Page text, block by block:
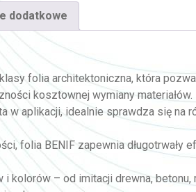
dodatkowe
folia architektoniczna, która
kosztownej wymiany materiałów.
w aplikacji, idealnie sprawdza się
folia BENIF zapewnia
i kolorów – od imitacji drewna,